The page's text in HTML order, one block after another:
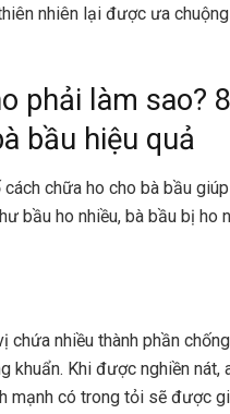
nhiên lại được ưa
phải làm sao?
bầu hiệu quả
chữa ho cho bà bầu
bầu ho nhiều, bà bầu bị ho
chứa nhiều thành phần
khuẩn. Khi được nghiền nát,
mạnh có trong tỏi sẽ được